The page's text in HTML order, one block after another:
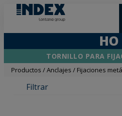
HO
TORNILLO PARA
Productos /Anclajes / Fijaciones
Filtrar